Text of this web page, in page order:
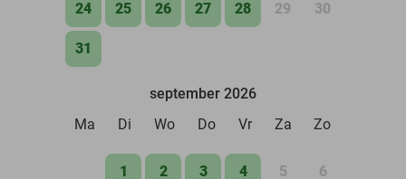
24 25 26 27 28 29 30
31
september 2026
Ma
Di Wo Do Vr Za Zo
1 2 3 4 5 6